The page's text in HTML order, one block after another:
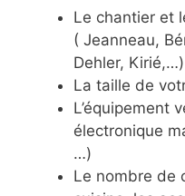
Le chantier et
( Jeanneau,
Dehler, Kirié,…)
La taille de
L’équipement
électronique
…)
Le nombre de